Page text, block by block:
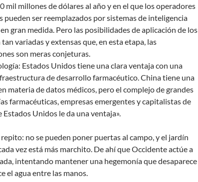
mil millones de dólares al año y en el que los operadores
pueden ser reemplazados por sistemas de inteligencia
gran medida. Pero las posibilidades de aplicación de los
variadas y extensas que, en esta etapa, las
son meras conjeturas.
Estados Unidos tiene una clara ventaja con una
de desarrollo farmacéutico. China tiene una
materia de datos médicos, pero el complejo de grandes
farmacéuticas, empresas emergentes y capitalistas de
Estados Unidos le da una ventaja».
no se pueden poner puertas al campo, y el jardín
vez está más marchito. De ahí que Occidente actúe a
intentando mantener una hegemonía que desaparece
el agua entre las manos.